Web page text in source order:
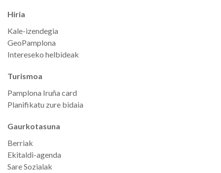
Hiria
Kale-izendegia
GeoPamplona
Intereseko helbideak
Turismoa
Pamplona Iruña card
Planifikatu zure bidaia
Gaurkotasuna
Berriak
Ekitaldi-agenda
Sare Sozialak